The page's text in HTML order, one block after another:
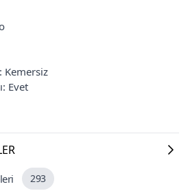
Kemersiz
Evet
293